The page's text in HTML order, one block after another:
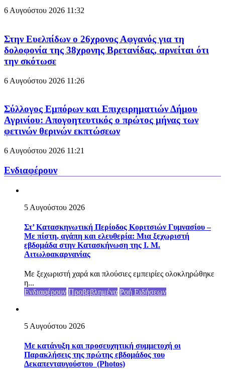
6 Αυγούστου 2026 11:32
Στην Ευελπίδων ο 26χρονος Αφγανός για τη
δολοφονία της 38χρονης Βρετανίδας, αρνείται ότι
την σκότωσε
6 Αυγούστου 2026 11:26
Σύλλογος Εμπόρων και Επιχειρηματιών Δήμου
Αγρινίου: Απογοητευτικός ο πρώτος μήνας των
φετινών θερινών εκπτώσεων
6 Αυγούστου 2026 11:21
Ενδιαφέρουν
5 Αυγούστου 2026
Στ’ Κατασκηνωτική Περίοδος Κοριτσιών Γυμνασίου –
Με πίστη, αγάπη και ελευθερία: Μια ξεχωριστή
εβδομάδα στην Κατασκήνωση της Ι. Μ.
Αιτωλοακαρνανίας
Με ξεχωριστή χαρά και πλούσιες εμπειρίες ολοκληρώθηκε
η...
Ενδιαφέρουν Προβεβλημένα Ροή Ειδήσεων
5 Αυγούστου 2026
Με κατάνυξη και προσευχητική συμμετοχή οι
Παρακλήσεις της πρώτης εβδομάδος του
Δεκαπενταυγούστου (Photos)